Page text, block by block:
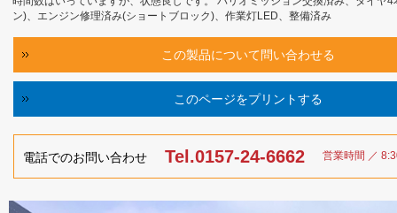
ン)、エンジン修理済み(ショートブロック)、作業灯LED、整備済み
この製品について問い合わせる
このページをプリントする
電話でのお問い合わせ Tel.0157-24-6662 営業時間 ／